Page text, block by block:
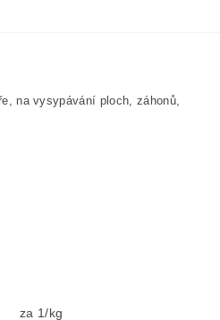
na vysypávání ploch, záhonů,
za 1/kg